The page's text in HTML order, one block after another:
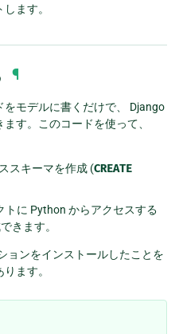
ます。
¶
モデルに書くだけで、 Django
す。このコードを使って、
スキーマを作成 (CREATE
トに Python からアクセスする
きます。
ョンをインストールしたことを
ます。